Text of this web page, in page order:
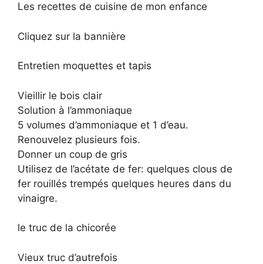
Les recettes de cuisine de mon enfance
Cliquez sur la bannière
Entretien moquettes et tapis
Vieillir le bois clair
Solution à l’ammoniaque
5 volumes d’ammoniaque et 1 d’eau.
Renouvelez plusieurs fois.
Donner un coup de gris
Utilisez de l’acétate de fer: quelques clous de
fer rouillés trempés quelques heures dans du
vinaigre.
le truc de la chicorée
Vieux truc d’autrefois